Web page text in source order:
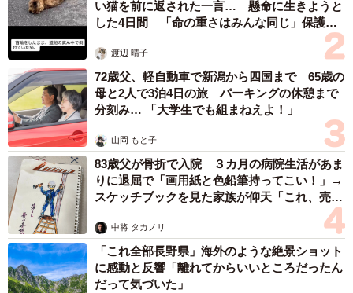
い猫を前に返された一言… 懸命に生きようと
した4日間 「命の重さはみんな同じ」保護団
渡辺 晴子
72歳父、軽自動車で新潟から四国まで 65歳の
母と2人で3泊4日の旅 パーキングの休憩まで
分刻み… 「大学生でも組まねえよ！」
山岡 もと子
83歳父が骨折で入院 ３カ月の病院生活があま
りに退屈で「画用紙と色鉛筆持ってこい！」→
スケッチブックを見た家族が仰天「これ、売れ
中将 タカノリ
「これ全部長野県」海外のような絶景ショット
に感動と反響「離れてからいいところだったん
だって気づいた」